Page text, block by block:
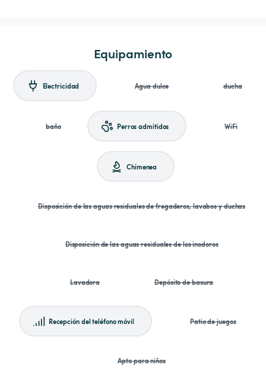
Equipamiento
Electricidad Agua dulce ducha
baño Perros admitidos WiFi
Chimenea
Disposición de las aguas residuales de fregaderos, lavabos y duchas
Disposición de las aguas residuales de los inodoros
Lavadora Depósito de basura
Recepción del teléfono móvil Patio de juegos
Apto para niños